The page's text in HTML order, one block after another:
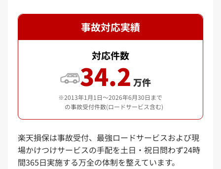
場合がございます。メール配信のご承諾が本お見積りの条件となり
積条件で概算保険料をお見積りするものです。正式な保険料をご案
所定の見積条件は、実際に加入される場合の補償内容や割引等と異
なることがありますので、ご注意ください。
事故対応実績
対応件数
34.2 万件
2013年1月1日～2026年6月30日まで
の事故受付件数(ロードサービス含む)
楽天損保は事故受付、最強ロードサービスおよび現
場かけつけサービスの手配を土日・祝日問わず24時
間365日実施する万全の体制を整えています。